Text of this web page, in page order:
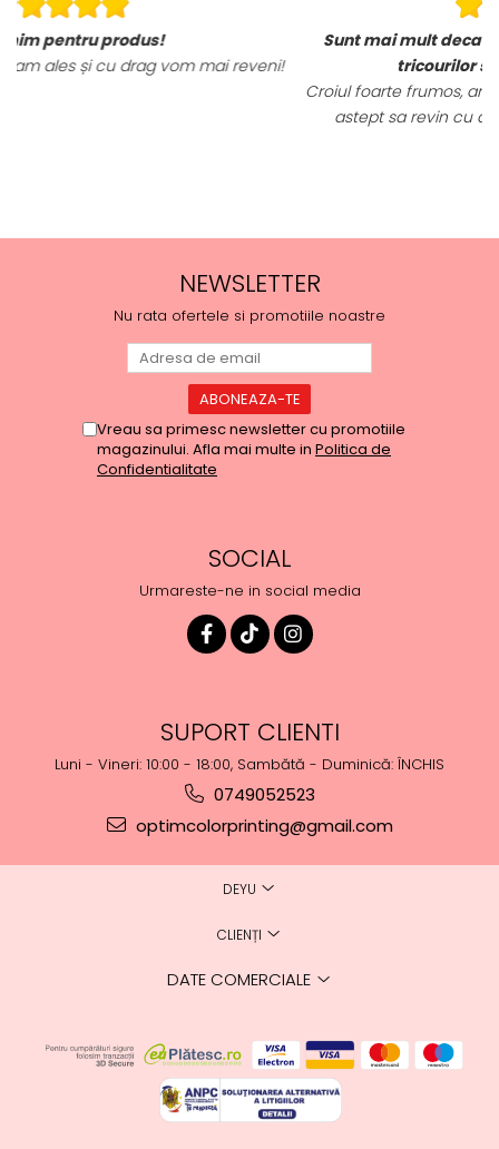
Sunt mai mult decat incantata de ele, materialele
tricourilor sunt foarte calitative,
Croiul foarte frumos, am ramas placut impresionata,
astept sa revin cu alte comenzi si sa incerc si alte
NEWSLETTER
Nu rata ofertele si promotiile noastre
Vreau sa primesc newsletter cu promotiile
magazinului. Afla mai multe in Politica de
Confidentialitate
SOCIAL
Urmareste-ne in social media
SUPORT CLIENTI
Luni - Vineri: 10:00 - 18:00, Sambătă - Duminică: ÎNCHIS
0749052523
optimcolorprinting@gmail.com
DEYU
CLIENȚI
DATE COMERCIALE